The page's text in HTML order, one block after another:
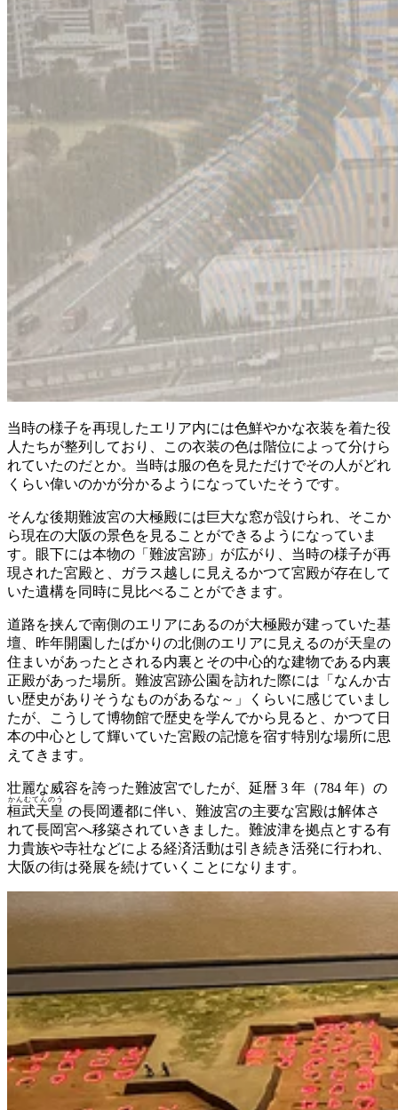
当時の様子を再現したエリア内には色鮮やかな衣装を着た役
人たちが整列しており、この衣装の色は階位によって分けら
れていたのだとか。当時は服の色を見ただけでその人がどれ
くらい偉いのかが分かるようになっていたそうです。
そんな後期難波宮の大極殿には巨大な窓が設けられ、そこか
ら現在の大阪の景色を見ることができるようになっていま
す。眼下には本物の「難波宮跡」が広がり、当時の様子が再
現された宮殿と、ガラス越しに見えるかつて宮殿が存在して
いた遺構を同時に見比べることができます。
道路を挟んで南側のエリアにあるのが大極殿が建っていた基
壇、昨年開園したばかりの北側のエリアに見えるのが天皇の
住まいがあったとされる内裏とその中心的な建物である内裏
正殿があった場所。難波宮跡公園を訪れた際には「なんか古
い歴史がありそうなものがあるな～」くらいに感じていまし
たが、こうして博物館で歴史を学んでから見ると、かつて日
本の中心として輝いていた宮殿の記憶を宿す特別な場所に思
えてきます。
壮麗な威容を誇った難波宮でしたが、延暦 3 年（784 年）の
桓武天皇
かんむてんのう
の長岡遷都に伴い、難波宮の主要な宮殿は解体さ
れて長岡宮へ移築されていきました。難波津を拠点とする有
力貴族や寺社などによる経済活動は引き続き活発に行われ、
大阪の街は発展を続けていくことになります。